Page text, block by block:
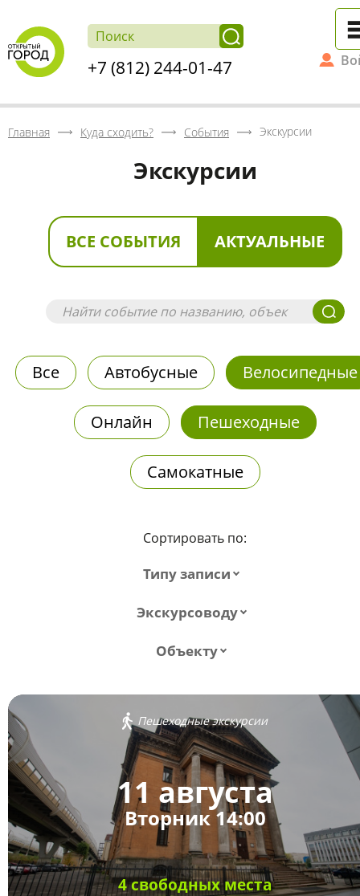
+7 (812) 244-01-47
Главная Куда сходить? События Экскурсии
Экскурсии
ВСЕ СОБЫТИЯ АКТУАЛЬНЫЕ
Все Автобусные Велосипедные
Онлайн Пешеходные
Самокатные
Сортировать по:
Типу записи
Экскурсоводу
Объекту
Пешеходные экскурсии
11 августа
Вторник 14:00
4 свободных места